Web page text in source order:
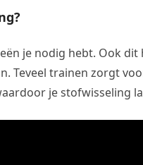
je nodig hebt. Ook
Teveel trainen zorgt
je stofwisseling